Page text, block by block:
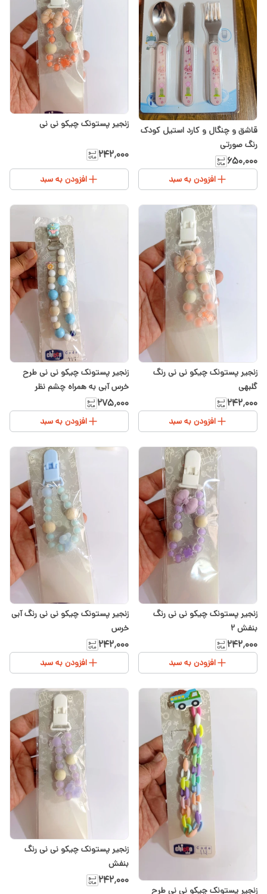
قاشق و چنگال و کارد استیل کودک
رنگ صورتی
۶۵۰٬۰۰۰
افزودن به سبد
زنجیر پستونک چیکو نی نی
۲۴۲٬۰۰۰
افزودن به سبد
زنجیر پستونک چیکو نی نی رنگ
گلبهی
۲۴۲٬۰۰۰
افزودن به سبد
زنجیر پستونک چیکو نی نی طرح
خرس آبی به همراه چشم نظر
۲۷۵٬۰۰۰
افزودن به سبد
زنجیر پستونک چیکو نی نی رنگ
بنفش ۲
۲۴۲٬۰۰۰
افزودن به سبد
زنجیر پستونک چیکو نی نی رنگ آبی
خرس
۲۴۲٬۰۰۰
افزودن به سبد
زنجیر پستونک چیکو نی نی طرح
زنجیر پستونک چیکو نی نی رنگ
بنفش
۲۴۲٬۰۰۰